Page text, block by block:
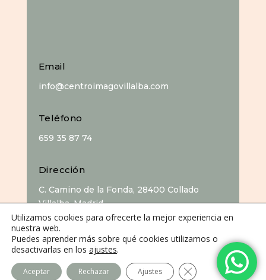
Email
info@centroimagovillalba.com
Teléfono
659 35 87 74
Dirección
C. Camino de la Fonda, 28400 Collado
Villalba, Madrid
Utilizamos cookies para ofrecerte la mejor experiencia en
nuestra web.
Puedes aprender más sobre qué cookies utilizamos o
desactivarlas en los ajustes.
Aceptar Rechazar Ajustes Cerrar el banner de